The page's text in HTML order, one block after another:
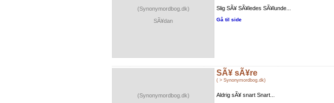
(Synonymordbog.dk)
SÃ¥dan
Slig SÃ¥ SÃ¥ledes SÃ¥lunde...
Gå til side
(Synonymordbog.dk)
SÃ¥ sÃ¥re
( > Synonymordbog.dk)
Aldrig sÃ¥ snart Snart...